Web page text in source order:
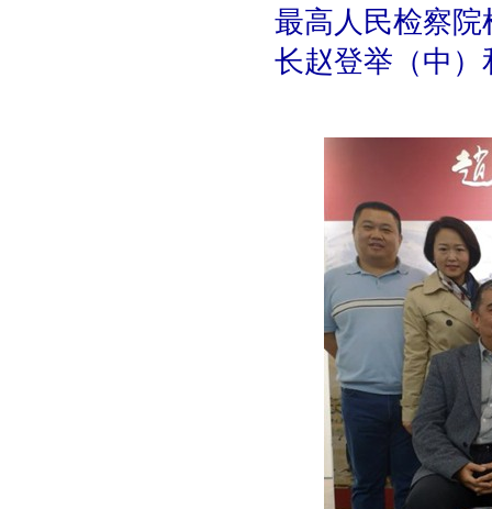
最高人民检察
长赵登举（中